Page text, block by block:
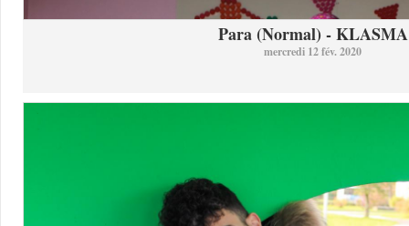
Para (Normal) - KLASMA
mercredi 12 fév. 2020